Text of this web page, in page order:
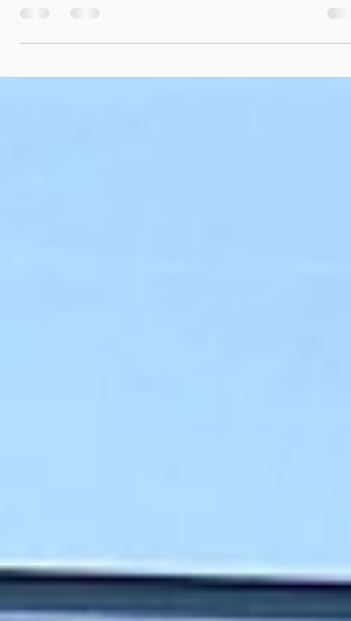
(EUIPO) ha finalmente publicado unas
directrices con...